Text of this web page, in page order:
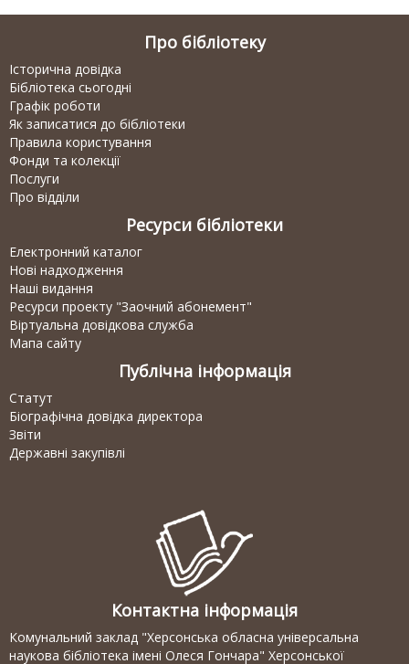
Про бібліотеку
Історична довідка
Бібліотека сьогодні
Графік роботи
Як записатися до бібліотеки
Правила користування
Фонди та колекції
Послуги
Про відділи
Ресурси бібліотеки
Електронний каталог
Нові надходження
Наші видання
Ресурси проекту "Заочний абонемент"
Віртуальна довідкова служба
Мапа сайту
Публічна інформація
Статут
Біографічна довідка директора
Звіти
Державні закупівлі
Контактна інформація
Комунальний заклад "Херсонська обласна універсальна
наукова бібліотека імені Олеся Гончара" Херсонської